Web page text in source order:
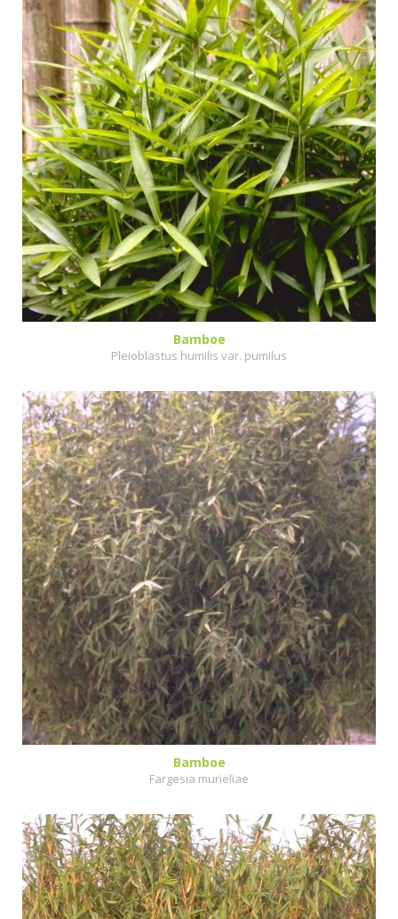
Bamboe
Pleioblastus humilis var. pumilus
Bamboe
Fargesia murieliae